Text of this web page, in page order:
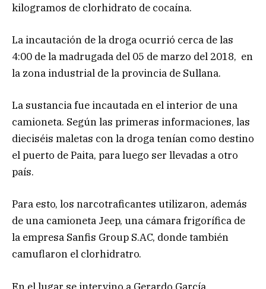
kilogramos de clorhidrato de cocaína.
La incautación de la droga ocurrió cerca de las
4:00 de la madrugada del 05 de marzo del 2018, en
la zona industrial de la provincia de Sullana.
La sustancia fue incautada en el interior de una
camioneta. Según las primeras informaciones, las
dieciséis maletas con la droga tenían como destino
el puerto de Paita, para luego ser llevadas a otro
país.
Para esto, los narcotraficantes utilizaron, además
de una camioneta Jeep, una cámara frigorífica de
la empresa Sanfis Group S.AC, donde también
camuflaron el clorhidratro.
En el lugar se intervino a Gerardo García